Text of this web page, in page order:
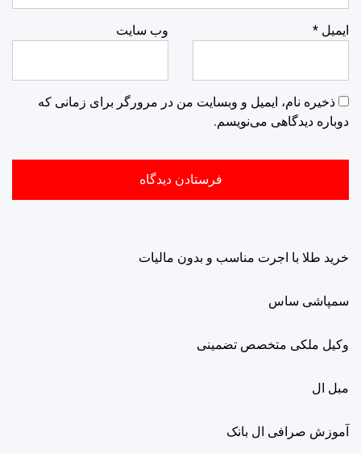
ایمیل * وب‌ سایت
ذخیره نام، ایمیل و وبسایت من در مرورگر برای زمانی که
دوباره دیدگاهی می‌نویسم.
خرید طلا با اجرت مناسب و بدون مالیات
سمپاشی ساس
وکیل ملکی متخصص تضمینی
مبل ال
آموزش صرافی ال بانک